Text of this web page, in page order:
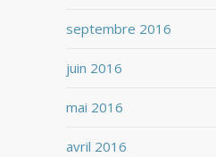
septembre 2016
juin 2016
mai 2016
avril 2016